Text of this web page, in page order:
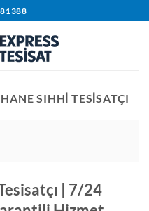
SIHHI TESISATÇI
| 7/24